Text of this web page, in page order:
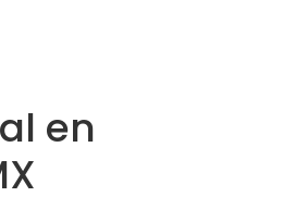
en